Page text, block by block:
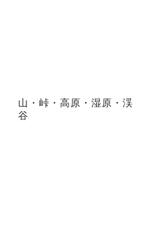
山・峠・高原・湿原・渓
谷